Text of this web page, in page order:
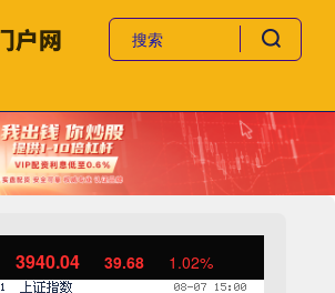
3940.04 39.68 1.02%